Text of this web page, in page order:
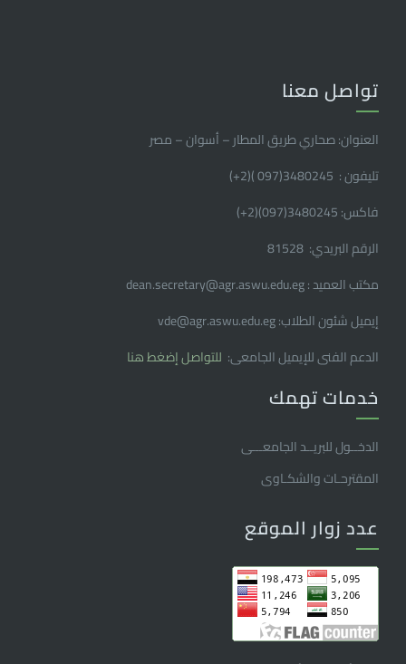
تواصل معنا
العنوان: صحاري طريق المطار – أسوان – مصر
تليفون : 3480245(097 )(2
+
)
فاكس: 3480245(097)(2
+
)
الرقم البريدي: 81528
مكتب العميد : dean.secretary@agr.aswu.edu.eg
إيميل شئون الطلاب: vde@agr.aswu.edu.eg
الدعم الفنى للإيميل الجامعى: للتواصل إضغط هنا
خدمات تهمك
الدخــول للبريــد الجامعـــى
المقترحـات والشكـاوى
عدد زوار الموقع